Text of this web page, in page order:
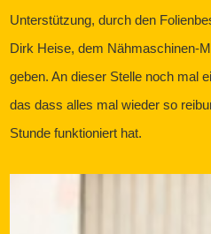
Unterstützung, durch den
Dirk Heise, dem Nähmaschinen-
geben. An dieser Stelle noch mal
das dass alles mal wieder so
Stunde funktioniert hat.